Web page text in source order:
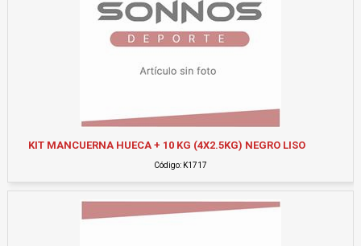
KIT MANCUERNA HUECA + 10 KG (4X2.5KG) NEGRO LISO
Código: K1717